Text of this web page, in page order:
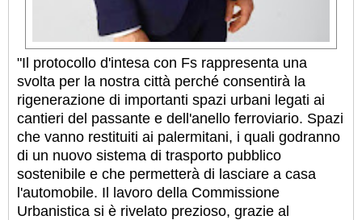
"Il protocollo d'intesa con Fs rappresenta una
svolta per la nostra città perché consentirà la
rigenerazione di importanti spazi urbani legati ai
cantieri del passante e dell'anello ferroviario. Spazi
che vanno restituiti ai palermitani, i quali godranno
di un nuovo sistema di trasporto pubblico
sostenibile e che permetterà di lasciare a casa
l'automobile. Il lavoro della Commissione
Urbanistica si è rivelato prezioso, grazie al